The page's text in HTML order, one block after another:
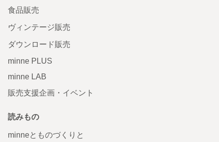
食品販売
ヴィンテージ販売
ダウンロード販売
minne PLUS
minne LAB
販売支援企画・イベント
読みもの
minneとものづくりと